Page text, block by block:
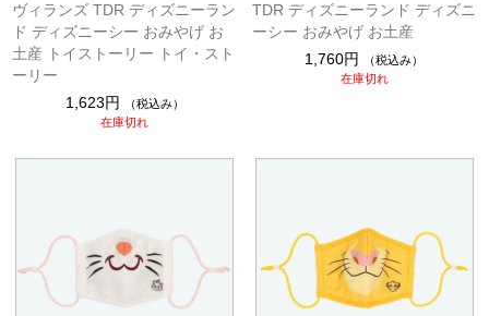
ヴィランズ TDR ディズニーラン
ド ディズニーシー おみやげ お
土産 トイストーリー トイ・スト
ーリー
1,623円
（税込み）
在庫切れ
TDR ディズニーランド ディズニ
ーシー おみやげ お土産
1,760円
（税込み）
在庫切れ